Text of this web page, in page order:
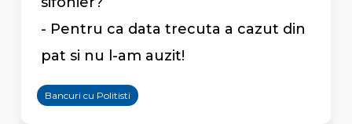
- Pentru ca data trecuta a cazut din
pat si nu l-am auzit!
Bancuri cu Politisti